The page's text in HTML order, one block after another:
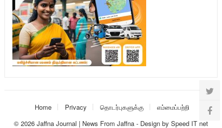
Home Privacy தொடர்புகளுக்கு
எம்மைப்பற்றி
© 2026 Jaffna Journal | News From Jaffna- Design by Speed IT net